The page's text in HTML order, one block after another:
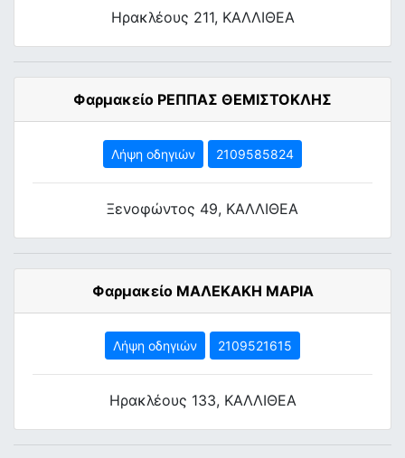
Ηρακλέους 211, ΚΑΛΛΙΘΕΑ
Φαρμακείο ΡΕΠΠΑΣ ΘΕΜΙΣΤΟΚΛΗΣ
Λήψη οδηγιών 2109585824
Ξενοφώντος 49, ΚΑΛΛΙΘΕΑ
Φαρμακείο ΜΑΛΕΚΑΚΗ ΜΑΡΙΑ
Λήψη οδηγιών 2109521615
Ηρακλέους 133, ΚΑΛΛΙΘΕΑ